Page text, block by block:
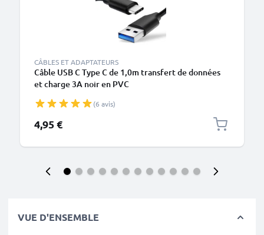
CÂBLES ET ADAPTATEURS
Câble USB C Type C de 1,0m transfert de données
et charge 3A noir en PVC
(6 avis)
4,95 €
VUE D'ENSEMBLE